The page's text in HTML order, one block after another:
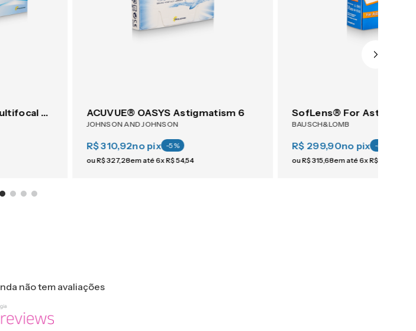
1-Day ACUVUE® Moist Multifocal 30 ACUVUE® OASYS Astigmatism 6
JOHNSON AND JOHNSON
R$ 310,92no pix -5%
ouR$327,28em até6xR$54,54
SofLens® For
BAUSCH&LOMB
R$ 299,90no pix -5
ouR$315,68em até6xR$
não tem avaliações